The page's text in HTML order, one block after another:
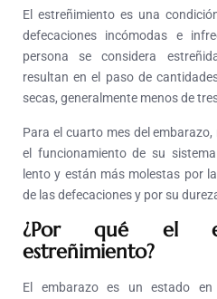
El estreñimiento es una
defecaciones incómodas e
persona se considera
resultan en el paso de
secas, generalmente menos de
Para el cuarto mes del
el funcionamiento de su
lento y están más molestas por
de las defecaciones y por su
¿Por qué el
estreñimiento?
El embarazo es un estado